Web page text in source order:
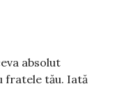
absolut
fratele tău. Iată